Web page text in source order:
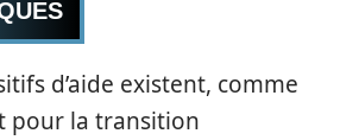
d’aide existent, comme
pour la transition